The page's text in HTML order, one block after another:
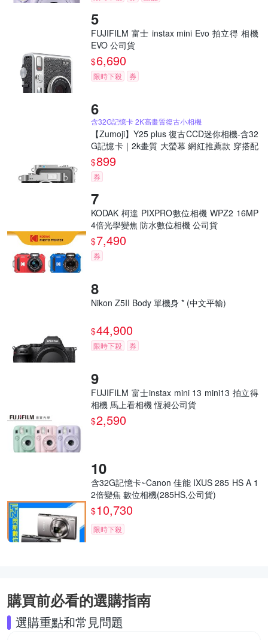
FUJIFILM 富士 instax mini Evo 拍立得 相機
EVO 公司貨
$6,690
限時下殺 券
含32G記憶卡 2K高畫質復古小相機
【Zumoji】Y25 plus 復古CCD迷你相機-含32
G記憶卡｜2k畫質 大螢幕 網紅推薦款 穿搭配
件 聖誕禮物
$899
券
KODAK 柯達 PIXPRO數位相機 WPZ2 16MP
4倍光學變焦 防水數位相機 公司貨
$7,490
券
Nikon Z5II Body 單機身 * (中文平輸)
$44,900
限時下殺 券
FUJIFILM 富士instax mini 13 mini13 拍立得
相機 馬上看相機 恆昶公司貨
$2,590
含32G記憶卡~Canon 佳能 IXUS 285 HS A 1
2倍變焦 數位相機(285HS,公司貨)
$10,730
限時下殺
購買前必看的選購指南
選購重點和常見問題